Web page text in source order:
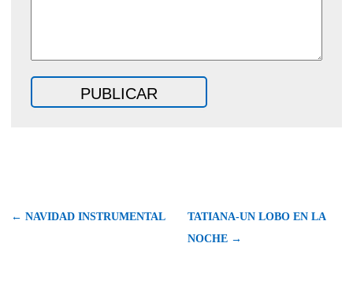
← NAVIDAD INSTRUMENTAL
TATIANA-UN LOBO EN LA
NOCHE →